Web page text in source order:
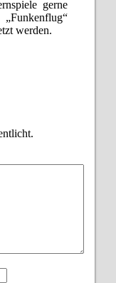
gerne
werden.